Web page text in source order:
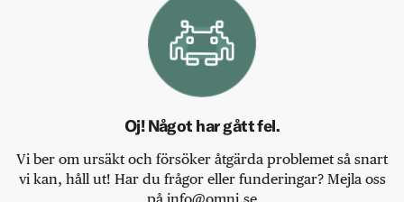
Oj! Något har gått fel.
Vi ber om ursäkt och försöker åtgärda problemet så snart
vi kan, håll ut! Har du frågor eller funderingar? Mejla oss